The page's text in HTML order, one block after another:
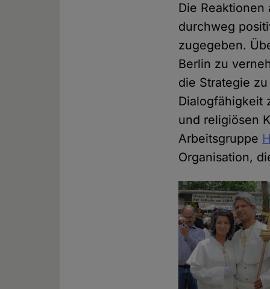
Die
durchweg
zugegeben.
Berlin zu
die Strategie
Dialogfähigkeit
und religiösen
Arbeitsgruppe
Organisation,